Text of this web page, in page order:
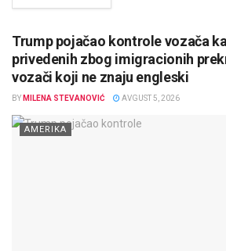
Trump pojačao kontrole vozača
privedenih zbog imigracionih
vozači koji ne znaju engleski
BY MILENA STEVANOVIĆ AVGUST 5, 2026
AMERIKA